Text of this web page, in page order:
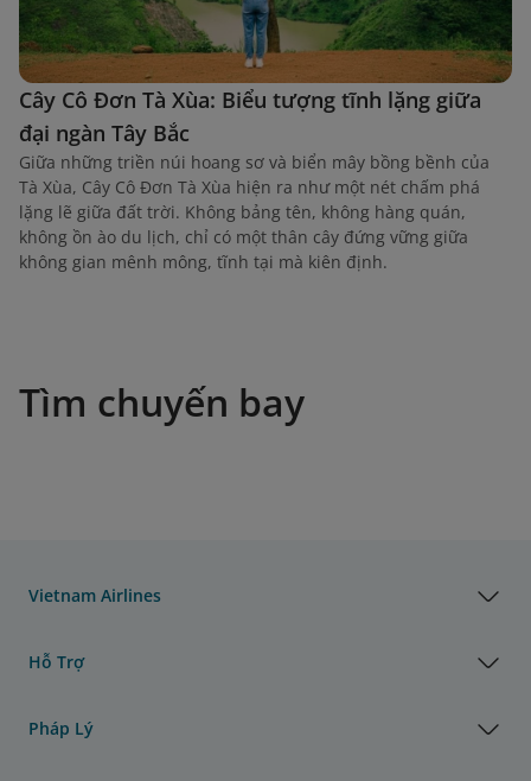
Cây Cô Đơn Tà Xùa: Biểu tượng tĩnh lặng giữa
đại ngàn Tây Bắc
Giữa những triền núi hoang sơ và biển mây bồng bềnh của
Tà Xùa, Cây Cô Đơn Tà Xùa hiện ra như một nét chấm phá
lặng lẽ giữa đất trời. Không bảng tên, không hàng quán,
không ồn ào du lịch, chỉ có một thân cây đứng vững giữa
không gian mênh mông, tĩnh tại mà kiên định.
Tìm chuyến bay
Vietnam Airlines
Hỗ Trợ
Pháp Lý